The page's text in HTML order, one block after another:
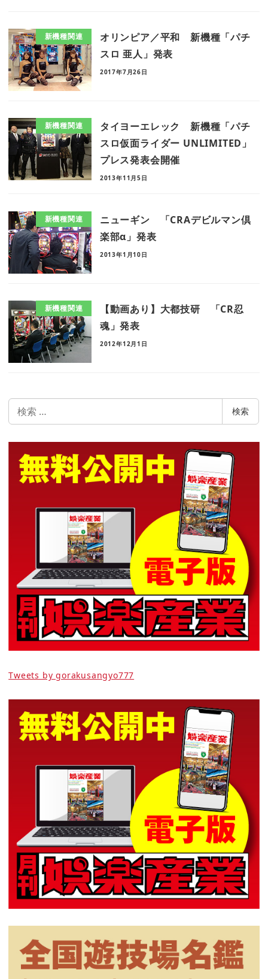
新機種関連
オリンピア／平和 新機種「パチ
スロ 亜人」発表
2017年7月26日
新機種関連
タイヨーエレック 新機種「パチ
スロ仮面ライダー UNLIMITED」
プレス発表会開催
2013年11月5日
新機種関連
ニューギン 「CRAデビルマン倶
楽部α」発表
2013年1月10日
新機種関連
【動画あり】大都技研 「CR忍
魂」発表
2012年12月1日
索
検索
Tweets by gorakusangyo777